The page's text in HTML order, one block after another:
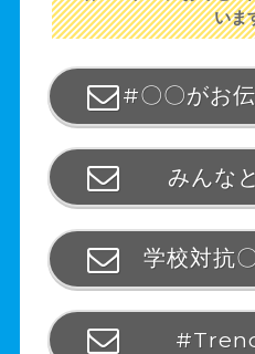
いま
#〇〇がお
みんな
学校対抗